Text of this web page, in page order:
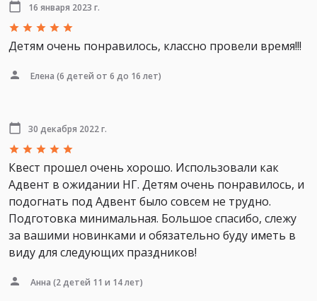
16 января 2023 г.
Детям очень понравилось, классно провели время!!!
Елена (6 детей от 6 до 16 лет)
30 декабря 2022 г.
Квест прошел очень хорошо. Использовали как
Адвент в ожидании НГ. Детям очень понравилось, и
подогнать под Адвент было совсем не трудно.
Подготовка минимальная. Большое спасибо, слежу
за вашими новинками и обязательно буду иметь в
виду для следующих праздников!
Анна (2 детей 11 и 14 лет)